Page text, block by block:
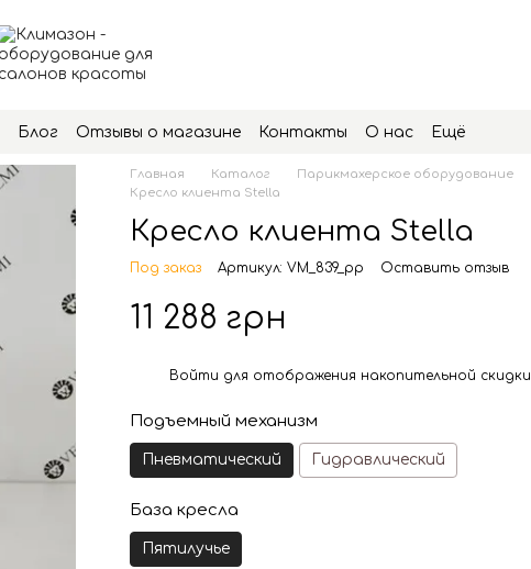
Блог Отзывы о магазине Контакты О нас Ещё
Главная Каталог Парикмахерское оборудование
Кресло клиента Stella
Кресло клиента Stella
Под заказ Артикул: VM_839_pp Оставить отзыв
11 288 грн
Войти для отображения накопительной скидки
Подъемный механизм
Пневматический Гидравлический
База кресла
Пятилучье